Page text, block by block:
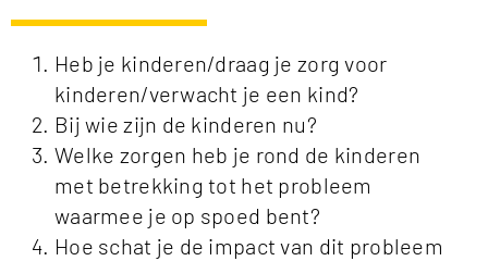
Heb je kinderen/draag je zorg voor
kinderen/verwacht je een kind?
Bij wie zijn de kinderen nu?
Welke zorgen heb je rond de kinderen
met betrekking tot het probleem
waarmee je op spoed bent?
Hoe schat je de impact van dit probleem